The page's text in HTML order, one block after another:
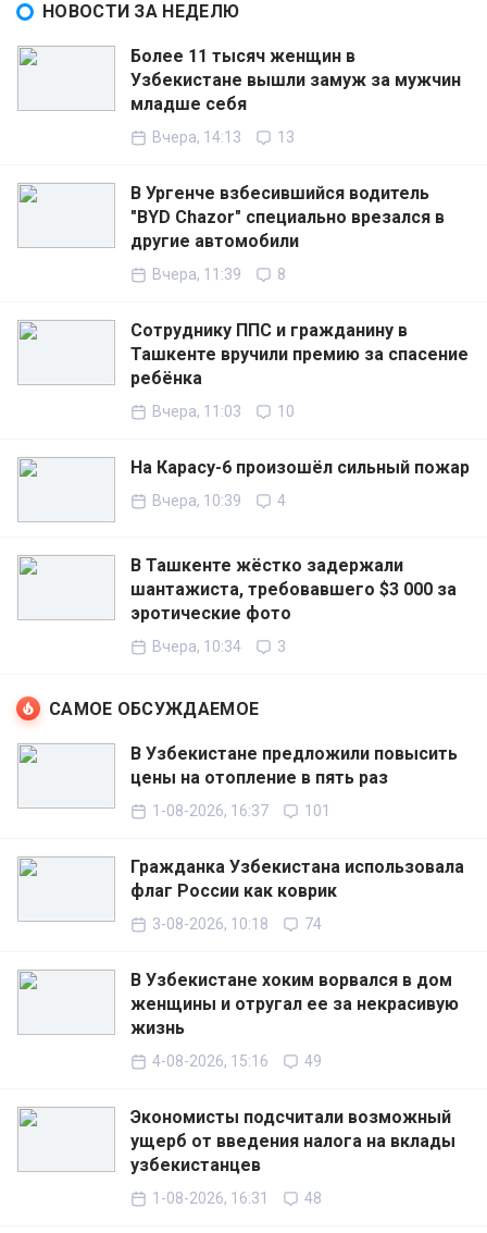
НОВОСТИ ЗА НЕДЕЛЮ
Более 11 тысяч женщин в
Узбекистане вышли замуж за мужчин
младше себя
Вчера, 14:13 13
В Ургенче взбесившийся водитель
"BYD Chazor" специально врезался в
другие автомобили
Вчера, 11:39 8
Сотруднику ППС и гражданину в
Ташкенте вручили премию за спасение
ребёнка
Вчера, 11:03 10
На Карасу-6 произошёл сильный пожар
Вчера, 10:39 4
В Ташкенте жёстко задержали
шантажиста, требовавшего $3 000 за
эротические фото
Вчера, 10:34 3
САМОЕ ОБСУЖДАЕМОЕ
В Узбекистане предложили повысить
цены на отопление в пять раз
1-08-2026, 16:37 101
Гражданка Узбекистана использовала
флаг России как коврик
3-08-2026, 10:18 74
В Узбекистане хоким ворвался в дом
женщины и отругал ее за некрасивую
жизнь
4-08-2026, 15:16 49
Экономисты подсчитали возможный
ущерб от введения налога на вклады
узбекистанцев
1-08-2026, 16:31 48